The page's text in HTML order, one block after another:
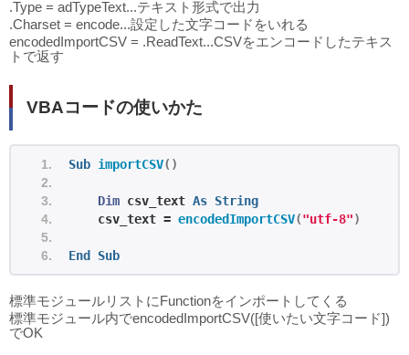
.Type = adTypeText...テキスト形式で出力
.Charset = encode...設定した文字コードをいれる
encodedImportCSV = .ReadText...CSVをエンコードしたテキス
トで返す
VBAコードの使いかた
Sub importCSV()
Dim csv_text As String
    csv_text =
encodedImportCSV("utf-8")
End Sub
標準モジュールリストにFunctionをインポートしてくる
標準モジュール内でencodedImportCSV([使いたい文字コード])
でOK